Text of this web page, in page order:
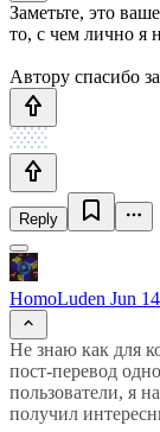
Заметьте, это
то, с чем лично я
Автору спасибо
Reply
HomoLuden Jun
Не знаю как для
пост-перевод
пользователи, я
получил